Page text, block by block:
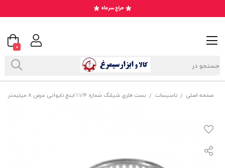
صفحه اصلی / تاسیسات / بست فلزی شیلنگ شماره ۱/۴ ۱ اینچ تایوانی عرض ۸ میلیمتر SBS-005
0